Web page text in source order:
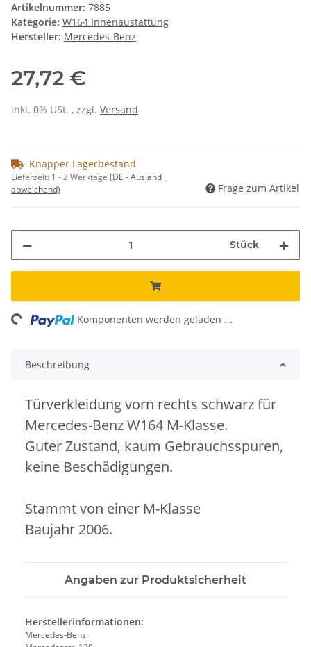
Artikelnummer: 7885
Kategorie: W164 Innenaustattung
Hersteller: Mercedes-Benz
27,72 €
inkl. 0% USt. , zzgl. Versand
Knapper Lagerbestand
Lieferzeit: 1 - 2 Werktage (DE - Ausland
abweichend)
Frage zum Artikel
Stück
Komponenten werden geladen ...
Beschreibung
Türverkleidung vorn rechts schwarz für
Mercedes-Benz W164 M-Klasse.
Guter Zustand, kaum Gebrauchsspuren,
keine Beschädigungen.
Stammt von einer M-Klasse
Baujahr 2006.
Angaben zur Produktsicherheit
Herstellerinformationen:
Mercedes-Benz